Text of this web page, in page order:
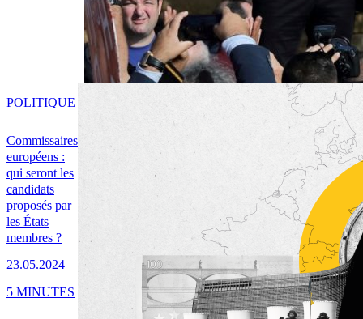
Commissaires
européens :
qui seront les
candidats
proposés par
les États
membres ?
23.05.2024
POLITIQUE
5 MINUTES